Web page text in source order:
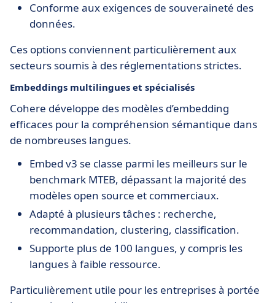
Conforme aux exigences de souveraineté des
données.
Ces options conviennent particulièrement aux
secteurs soumis à des réglementations strictes.
Embeddings multilingues et spécialisés
Cohere développe des modèles d’embedding
efficaces pour la compréhension sémantique dans
de nombreuses langues.
Embed v3 se classe parmi les meilleurs sur le
benchmark MTEB, dépassant la majorité des
modèles open source et commerciaux.
Adapté à plusieurs tâches : recherche,
recommandation, clustering, classification.
Supporte plus de 100 langues, y compris les
langues à faible ressource.
Particulièrement utile pour les entreprises à portée